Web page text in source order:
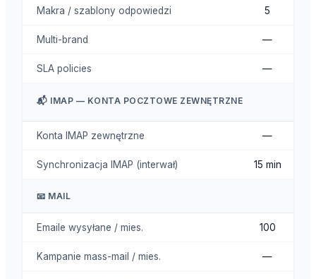
Makra / szablony odpowiedzi 5
Multi-brand —
SLA policies —
📬 IMAP — KONTA POCZTOWE ZEWNĘTRZNE
Konta IMAP zewnętrzne —
Synchronizacja IMAP (interwał) 15 min
📧 MAIL
Emaile wysyłane / mies. 100
Kampanie mass-mail / mies. —